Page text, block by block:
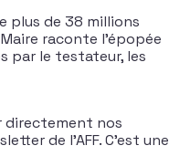
plus de 38 millions
raconte l’épopée
par le testateur, les
directement nos
de l’AFF. C’est une